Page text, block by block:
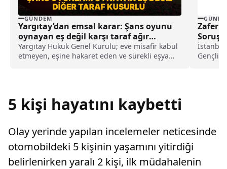
GÜNDEM
Yargıtay’dan emsal karar: Şans oyunu
oynayan eş değil karşı taraf ağır
kusurlu sayıldı
Yargıtay Hukuk Genel Kurulu; eve misafir kabul
etmeyen, eşine hakaret eden ve sürekli eşya
Zafer
İstanbul
Gençlik
5 kişi hayatını kaybetti
Olay yerinde yapılan incelemeler neticesinde
otomobildeki 5 kişinin yaşamını yitirdiği
belirlenirken yaralı 2 kişi, ilk müdahalenin